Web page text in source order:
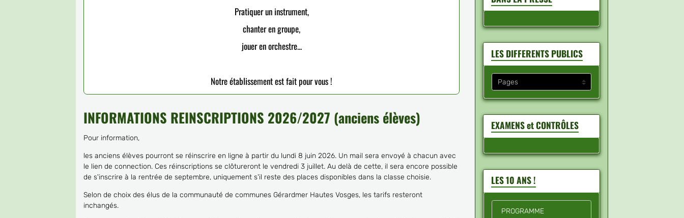
Pratiquer un instrument,
chanter en groupe,
jouer en orchestre...
Notre établissement est fait pour vous !
INFORMATIONS REINSCRIPTIONS 2026/2027 (anciens élèves)
Pour information,
les anciens élèves pourront se réinscrire en ligne à partir du lundi 8 juin 2026. Un mail sera envoyé à chacun avec
le lien de connection. Ces réinscriptions se clôtureront le vendredi 3 juillet. Au delà de cette, il sera encore possible
de s'inscrire à la rentrée de septembre, uniquement s'il reste des places disponibles dans la classe choisie.
Selon de choix des élus de la communauté de communes Gérardmer Hautes Vosges, les tarifs resteront
inchangés.
LES DIFFERENTS PUBLICS
EXAMENS et CONTRÔLES
LES 10 ANS !
PROGRAMME